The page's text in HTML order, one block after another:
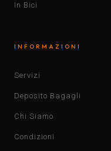
In Bici
INFORMAZIONI
Servizi
Deposito Bagagli
Chi Siamo
Condizioni